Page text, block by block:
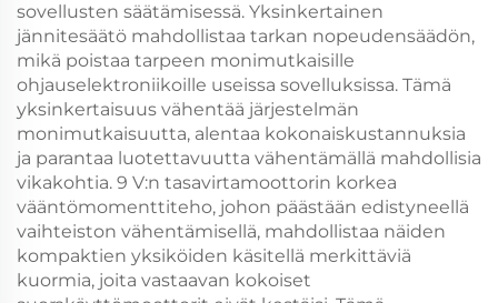
sovellusten säätämisessä. Yksinkertainen
jännitesäätö mahdollistaa tarkan nopeudensäädön,
mikä poistaa tarpeen monimutkaisille
ohjauselektroniikoille useissa sovelluksissa. Tämä
yksinkertaisuus vähentää järjestelmän
monimutkaisuutta, alentaa kokonaiskustannuksia
ja parantaa luotettavuutta vähentämällä mahdollisia
vikakohtia. 9 V:n tasavirtamoottorin korkea
vääntömomenttiteho, johon päästään edistyneellä
vaihteiston vähentämisellä, mahdollistaa näiden
kompaktien yksiköiden käsitellä merkittäviä
kuormia, joita vastaavan kokoiset